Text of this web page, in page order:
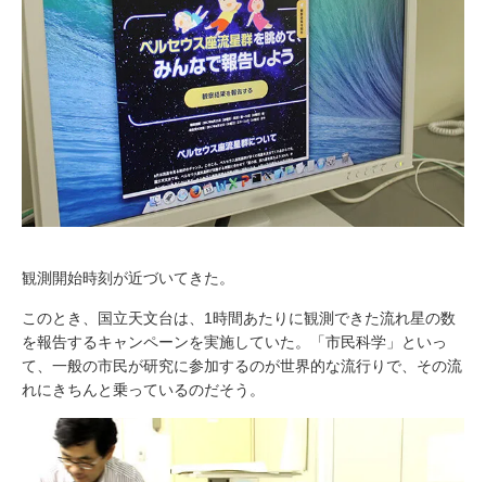
観測開始時刻が近づいてきた。
このとき、国立天文台は、1時間あたりに観測できた流れ星の数
を報告するキャンペーンを実施していた。「市民科学」といっ
て、一般の市民が研究に参加するのが世界的な流行りで、その流
れにきちんと乗っているのだそう。